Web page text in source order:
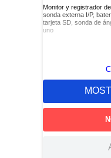
Monitor y registrador
sonda externa I/P,
tarjeta SD, sonda de
uno